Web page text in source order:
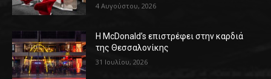
4 Αυγούστου, 2026
Η McDonald’s επιστρέφει στην καρδιά
της Θεσσαλονίκης
31 Ιουλίου, 2026